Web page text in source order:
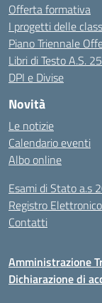
Offerta formativa
I progetti delle
Piano Triennale
Libri di Testo A.S.
DPI e Divise
Novità
Le notizie
Calendario eventi
Albo online
Esami di Stato a.s
Registro Elettronico
Contatti
Amministrazione
Dichiarazione di